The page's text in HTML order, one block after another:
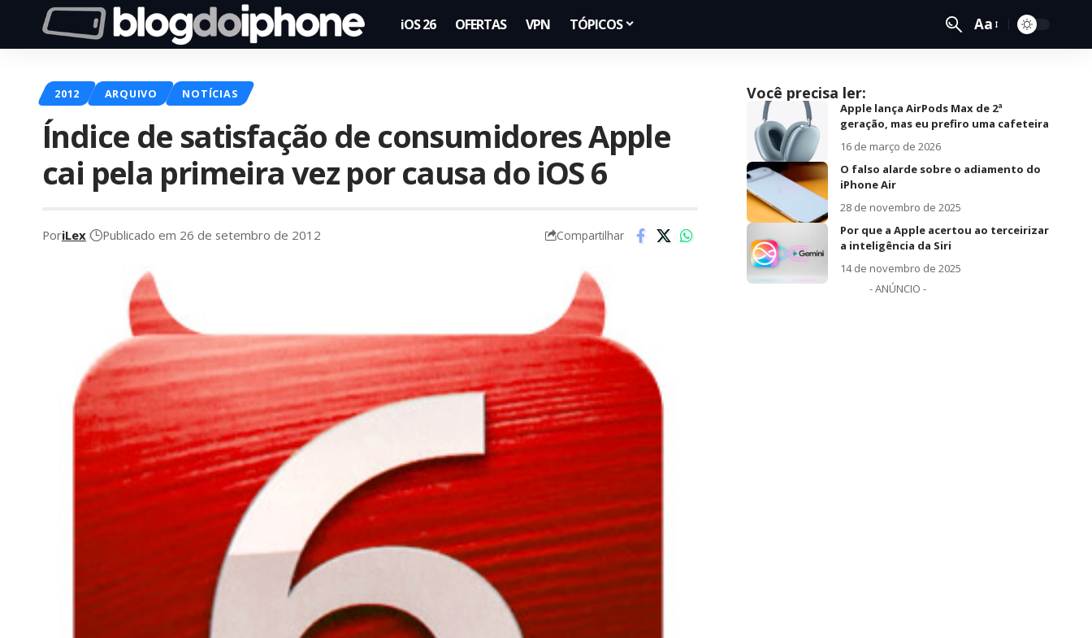
iOS 26 OFERTAS VPN TÓPICOS Aa
2012 ARQUIVO NOTÍCIAS
Índice de satisfação de consumidores Apple
cai pela primeira vez por causa do iOS 6
PoriLex Publicado em 26 de setembro de 2012 Compartilhar
Você precisa ler:
Apple lança AirPods Max de 2ª
geração, mas eu prefiro uma cafeteira
16 de março de 2026
O falso alarde sobre o adiamento do
iPhone Air
28 de novembro de 2025
Por que a Apple acertou ao terceirizar
a inteligência da Siri
14 de novembro de 2025
- ANÚNCIO -